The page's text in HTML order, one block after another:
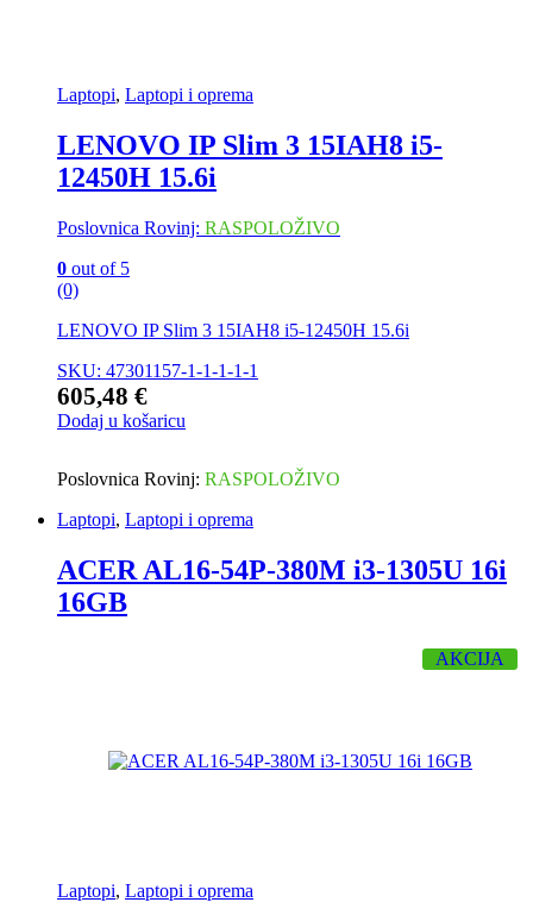
Laptopi, Laptopi i oprema
LENOVO IP Slim 3 15IAH8 i5-
12450H 15.6i
Poslovnica Rovinj: RASPOLOŽIVO
0 out of 5
(0)
LENOVO IP Slim 3 15IAH8 i5-12450H 15.6i
SKU: 47301157-1-1-1-1-1
605,48 €
Dodaj u košaricu
Poslovnica Rovinj: RASPOLOŽIVO
Laptopi, Laptopi i oprema
ACER AL16-54P-380M i3-1305U 16i
16GB
AKCIJA
Laptopi, Laptopi i oprema